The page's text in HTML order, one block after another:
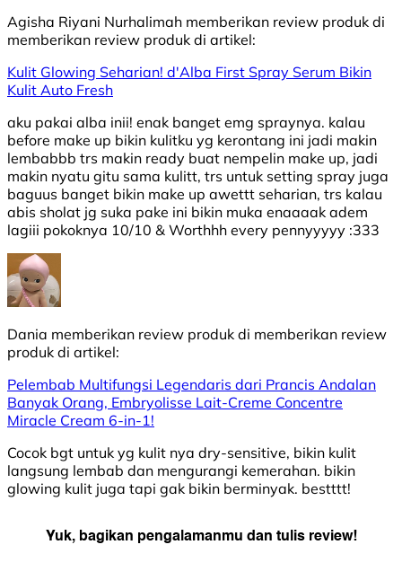
Agisha Riyani Nurhalimah memberikan review produk di
memberikan review produk di artikel:
Kulit Glowing Seharian! d'Alba First Spray Serum Bikin
Kulit Auto Fresh
aku pakai alba inii! enak banget emg spraynya. kalau
before make up bikin kulitku yg kerontang ini jadi makin
lembabbb trs makin ready buat nempelin make up, jadi
makin nyatu gitu sama kulitt, trs untuk setting spray juga
baguus banget bikin make up awettt seharian, trs kalau
abis sholat jg suka pake ini bikin muka enaaaak adem
lagiii pokoknya 10/10 & Worthhh every pennyyyyy :333
Dania memberikan review produk di memberikan review
produk di artikel:
Pelembab Multifungsi Legendaris dari Prancis Andalan
Banyak Orang, Embryolisse Lait-Creme Concentre
Miracle Cream 6-in-1!
Cocok bgt untuk yg kulit nya dry-sensitive, bikin kulit
langsung lembab dan mengurangi kemerahan. bikin
glowing kulit juga tapi gak bikin berminyak. bestttt!